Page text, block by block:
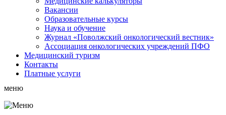
Вакансии
Образовательные курсы
Наука и обучение
Журнал «Поволжский онкологический вестник»
Ассоциация oнкологических учреждений ПФО
Медицинский туризм
Контакты
Платные услуги
меню